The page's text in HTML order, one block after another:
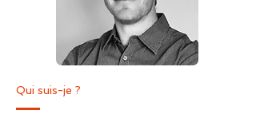
Qui suis-je ?